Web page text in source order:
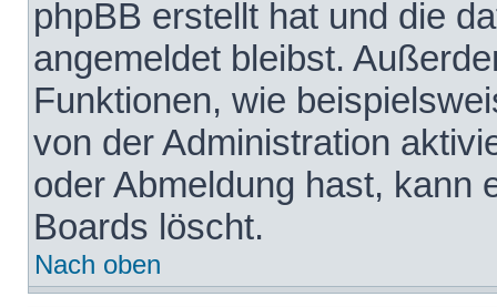
phpBB erstellt hat und die
angemeldet bleibst.
Funktionen, wie
von der Administration
oder Abmeldung hast, kann
Boards löscht.
Nach oben